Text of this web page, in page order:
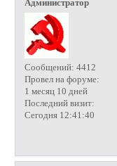
Администратор
Сообщений: 4412
Провел на форуме:
1 месяц 10 дней
Последний визит:
Сегодня 12:41:40